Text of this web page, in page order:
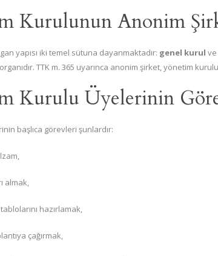
Kurulunun Anonim
yapısı iki temel sütuna dayanmaktadır: genel kurul ve
TTK m. 365 uyarınca anonim şirket, yönetim
Kurulu Üyelerinin
başlıca görevleri şunlardır:
almak,
hazırlamak,
çağırmak,